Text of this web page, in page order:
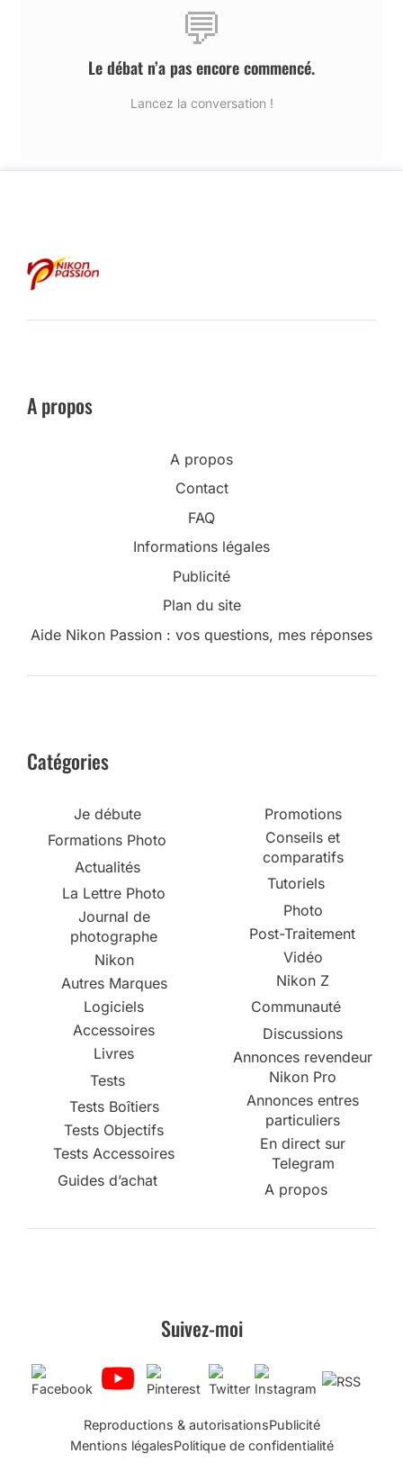
💬
Le débat n’a pas encore commencé.
Lancez la conversation !
A propos
A propos
Contact
FAQ
Informations légales
Publicité
Plan du site
Aide Nikon Passion : vos questions, mes réponses
Catégories
Je débute
Formations Photo
Actualités
La Lettre Photo
Journal de
photographe
Nikon
Autres Marques
Logiciels
Accessoires
Livres
Tests
Tests Boîtiers
Tests Objectifs
Tests Accessoires
Guides d’achat
Promotions
Conseils et
comparatifs
Tutoriels
Photo
Post-Traitement
Vidéo
Nikon Z
Communauté
Discussions
Annonces revendeur
Nikon Pro
Annonces entres
particuliers
En direct sur
Telegram
A propos
Suivez-moi
Reproductions & autorisationsPublicité
Mentions légalesPolitique de confidentialité